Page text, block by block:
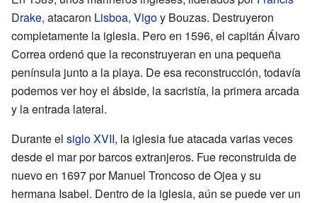
Drake, atacaron Lisboa, Vigoy Bouzas. Destruyeron
completamente la iglesia. Pero en 1596, el capitán Álvaro
Correa ordenó que la reconstruyeran en una pequeña
península junto a la playa. De esa reconstrucción, todavía
podemos ver hoy el ábside, la sacristía, la primera arcada
y la entrada lateral.
Durante el siglo XVII, la iglesia fue atacada varias veces
desde el mar por barcos extranjeros. Fue reconstruida de
nuevo en 1697 por Manuel Troncoso de Ojea y su
hermana Isabel. Dentro de la iglesia, aún se puede ver un